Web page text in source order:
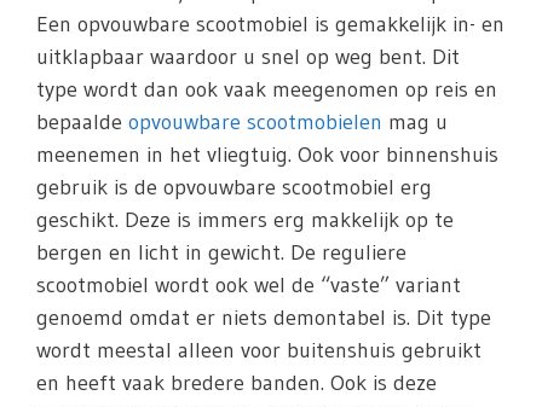
Een opvouwbare scootmobiel is gemakkelijk in- en
uitklapbaar waardoor u snel op weg bent. Dit
type wordt dan ook vaak meegenomen op reis en
bepaalde opvouwbare scootmobielen mag u
meenemen in het vliegtuig. Ook voor binnenshuis
gebruik is de opvouwbare scootmobiel erg
geschikt. Deze is immers erg makkelijk op te
bergen en licht in gewicht. De reguliere
scootmobiel wordt ook wel de “vaste” variant
genoemd omdat er niets demontabel is. Dit type
wordt meestal alleen voor buitenshuis gebruikt
en heeft vaak bredere banden. Ook is deze